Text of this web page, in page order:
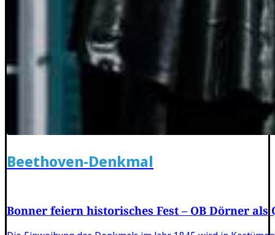
Beethoven-Denkmal
Bonner feiern historisches Fest – OB Dörner als